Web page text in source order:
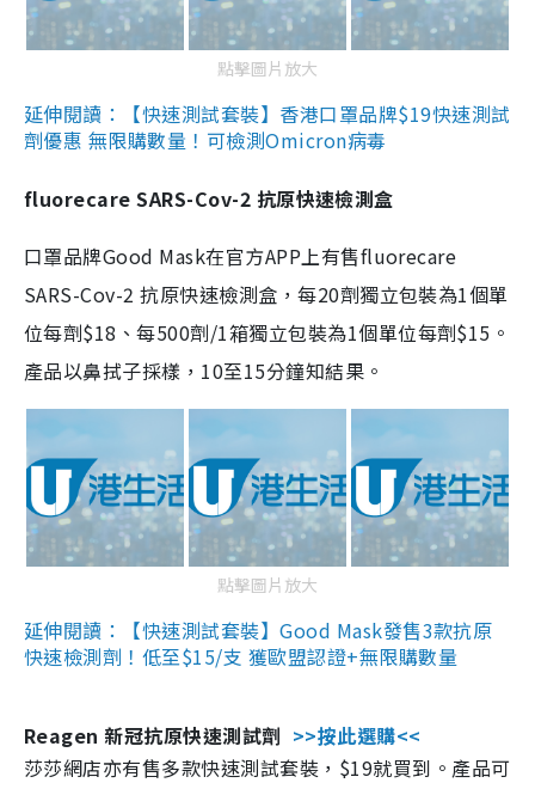
點擊圖片放大
延伸閱讀：【快速測試套裝】香港口罩品牌$19快速測試
劑優惠 無限購數量！可檢測Omicron病毒
fluorecare SARS-Cov-2 抗原快速檢測盒
口罩品牌Good Mask在官方APP上有售fluorecare
SARS-Cov-2 抗原快速檢測盒，每20劑獨立包裝為1個單
位每劑$18、每500劑/1箱獨立包裝為1個單位每劑$15。
產品以鼻拭子採樣，10至15分鐘知結果。
點擊圖片放大
延伸閱讀：【快速測試套裝】Good Mask發售3款抗原
快速檢測劑！低至$15/支 獲歐盟認證+無限購數量
Reagen 新冠抗原快速測試劑 >>按此選購<<
莎莎網店亦有售多款快速測試套裝，$19就買到。產品可